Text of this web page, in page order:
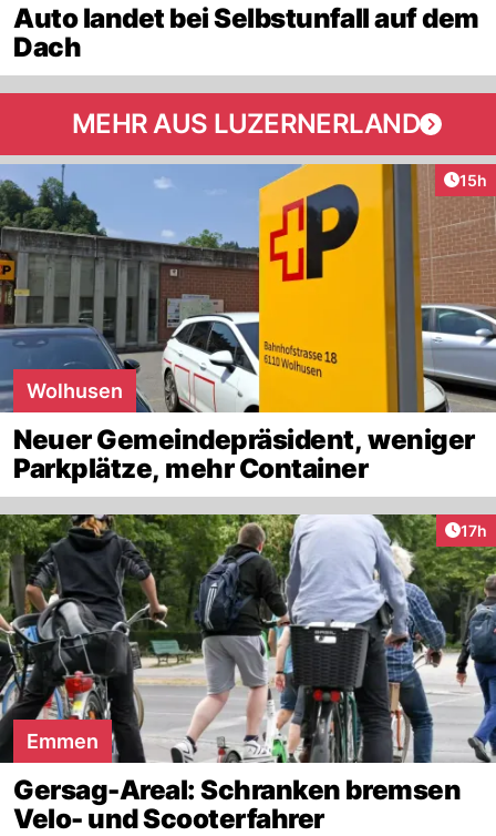
Auto landet bei Selbstunfall auf dem
Dach
MEHR AUS LUZERNERLAND
15h
Wolhusen
Neuer Gemeindepräsident, weniger
Parkplätze, mehr Container
17h
Emmen
Gersag-Areal: Schranken bremsen
Velo- und Scooterfahrer